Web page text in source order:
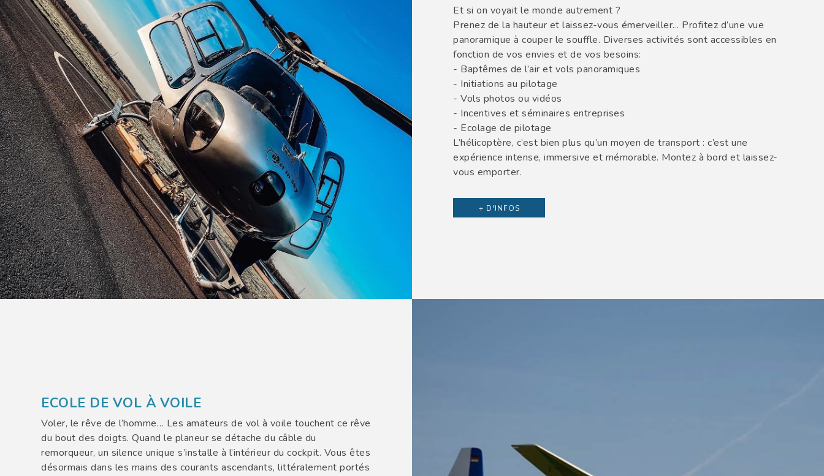
Et si on voyait le monde autrement ?
Prenez de la hauteur et laissez-vous émerveiller... Profitez d’une vue
panoramique à couper le souffle. Diverses activités sont accessibles en
fonction de vos envies et de vos besoins:
- Baptêmes de l’air et vols panoramiques
- Initiations au pilotage
- Vols photos ou vidéos
- Incentives et séminaires entreprises
- Ecolage de pilotage
L’hélicoptère, c’est bien plus qu’un moyen de transport : c’est une
expérience intense, immersive et mémorable. Montez à bord et laissez-
vous emporter.
+ D'INFOS
ECOLE DE VOL À VOILE
Voler, le rêve de l’homme… Les amateurs de vol à voile touchent ce rêve
du bout des doigts. Quand le planeur se détache du câble du
remorqueur, un silence unique s’installe à l’intérieur du cockpit. Vous êtes
désormais dans les mains des courants ascendants, littéralement portés